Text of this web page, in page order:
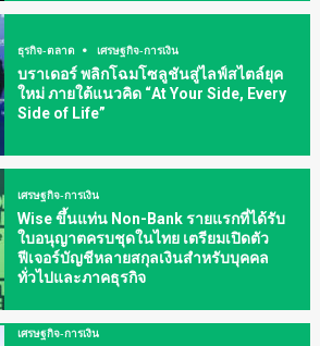
ธุรกิจ-ตลาด เศรษฐกิจ-การเงิน
บราเดอร์ พลิกโฉมโซลูชันสู่ไลฟ์สไตล์ยุค
ใหม่ ภายใต้แนวคิด “At Your Side, Every
Side of Life”
เศรษฐกิจ-การเงิน
Wise ขึ้นแท่น Non-Bank รายแรกที่ได้รับ
ใบอนุญาตครบชุดในไทย เตรียมเปิดตัว
ฟีเจอร์บัญชีหลายสกุลเงินสำหรับบุคคล
ทั่วไปและภาคธุรกิจ
เศรษฐกิจ-การเงิน